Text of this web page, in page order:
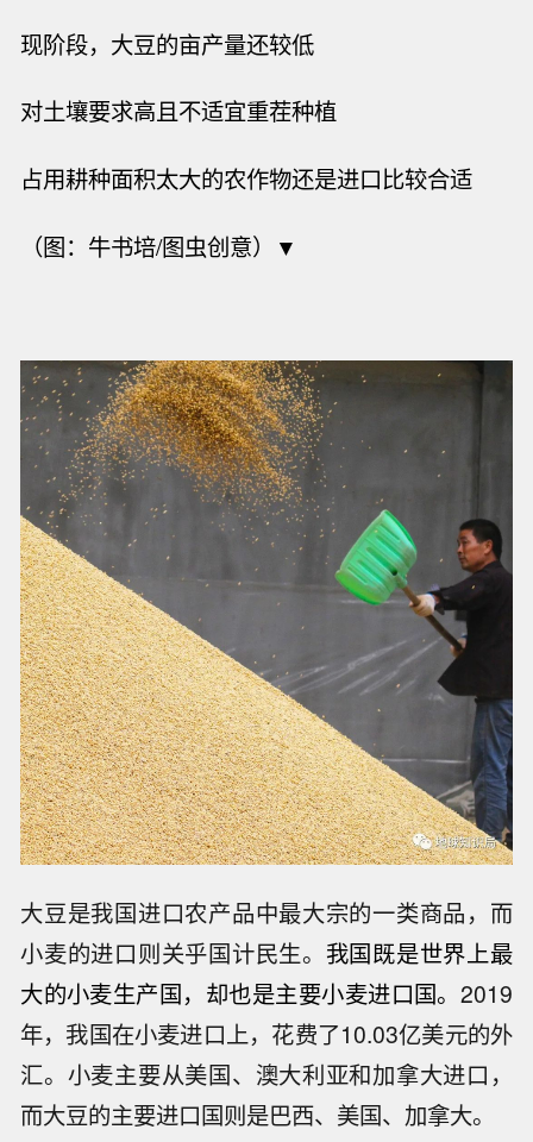
现阶段，大豆的亩产量还较低
对土壤要求高且不适宜重茬种植
占用耕种面积太大的农作物还是进口比较合适
（图：牛书培/图虫创意）▼
大豆是我国进口农产品中最大宗的一类商品，而
小麦的进口则关乎国计民生。 我国既是世界上最
大的小麦生产国，却也是主要小麦进口国。 2019
年，我国在小麦进口上，花费了10.03亿美元的外
汇。小麦主要从美国、澳大利亚和加拿大进口，
而大豆的主要进口国则是巴西、美国、加拿大。